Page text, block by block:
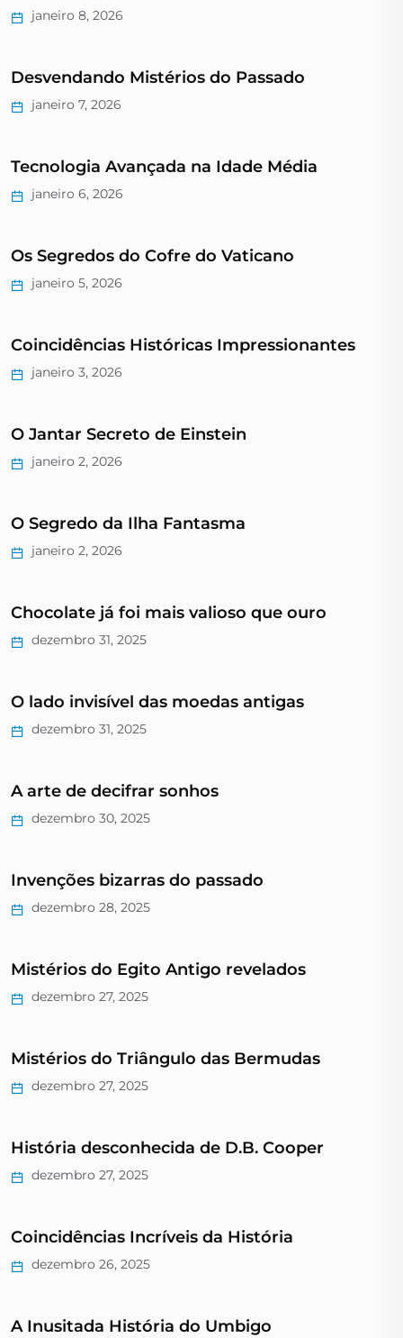
janeiro 8, 2026
Desvendando Mistérios do Passado
janeiro 7, 2026
Tecnologia Avançada na Idade Média
janeiro 6, 2026
Os Segredos do Cofre do Vaticano
janeiro 5, 2026
Coincidências Históricas Impressionantes
janeiro 3, 2026
O Jantar Secreto de Einstein
janeiro 2, 2026
O Segredo da Ilha Fantasma
janeiro 2, 2026
Chocolate já foi mais valioso que ouro
dezembro 31, 2025
O lado invisível das moedas antigas
dezembro 31, 2025
A arte de decifrar sonhos
dezembro 30, 2025
Invenções bizarras do passado
dezembro 28, 2025
Mistérios do Egito Antigo revelados
dezembro 27, 2025
Mistérios do Triângulo das Bermudas
dezembro 27, 2025
História desconhecida de D.B. Cooper
dezembro 27, 2025
Coincidências Incríveis da História
dezembro 26, 2025
A Inusitada História do Umbigo